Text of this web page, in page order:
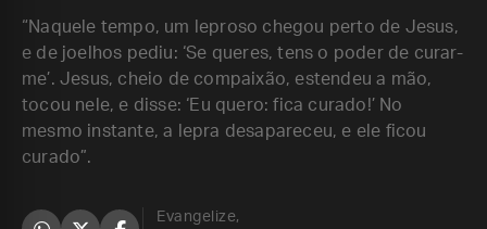
“Naquele tempo, um leproso chegou perto de Jesus,
e de joelhos pediu: ‘Se queres, tens o poder de curar-
me’. Jesus, cheio de compaixão, estendeu a mão,
tocou nele, e disse: ‘Eu quero: fica curado!’ No
mesmo instante, a lepra desapareceu, e ele ficou
curado”.
Evangelize,